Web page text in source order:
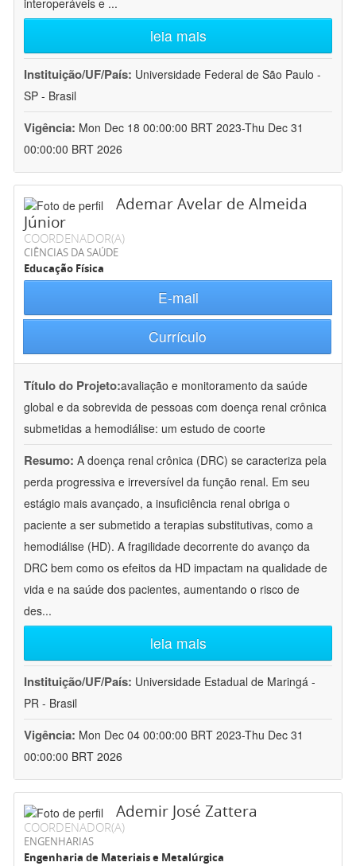
interoperáveis e ...
leia mais
Instituição/UF/País: Universidade Federal de São Paulo -
SP - Brasil
Vigência: Mon Dec 18 00:00:00 BRT 2023-Thu Dec 31
00:00:00 BRT 2026
Ademar Avelar de Almeida
Júnior
COORDENADOR(A)
CIÊNCIAS DA SAÚDE
Educação Física
E-mail
Currículo
Título do Projeto:avaliação e monitoramento da saúde
global e da sobrevida de pessoas com doença renal crônica
submetidas a hemodiálise: um estudo de coorte
Resumo: A doença renal crônica (DRC) se caracteriza pela
perda progressiva e irreversível da função renal. Em seu
estágio mais avançado, a insuficiência renal obriga o
paciente a ser submetido a terapias substitutivas, como a
hemodiálise (HD). A fragilidade decorrente do avanço da
DRC bem como os efeitos da HD impactam na qualidade de
vida e na saúde dos pacientes, aumentando o risco de
des...
leia mais
Instituição/UF/País: Universidade Estadual de Maringá -
PR - Brasil
Vigência: Mon Dec 04 00:00:00 BRT 2023-Thu Dec 31
00:00:00 BRT 2026
Ademir José Zattera
COORDENADOR(A)
ENGENHARIAS
Engenharia de Materiais e Metalúrgica